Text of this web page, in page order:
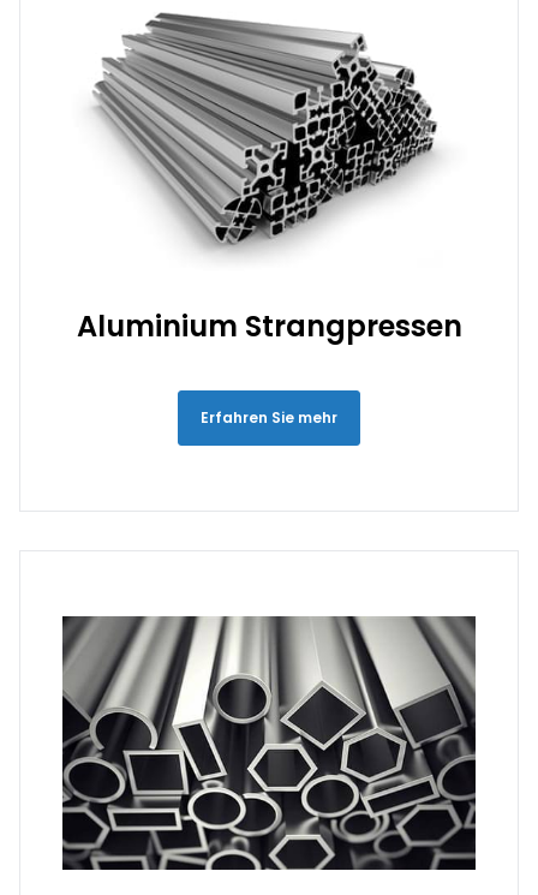
Aluminium Strangpressen
Erfahren Sie mehr